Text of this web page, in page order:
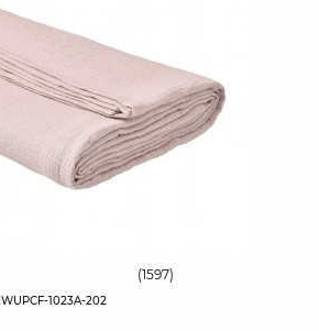
(1597)
WUPCF-1023A-202